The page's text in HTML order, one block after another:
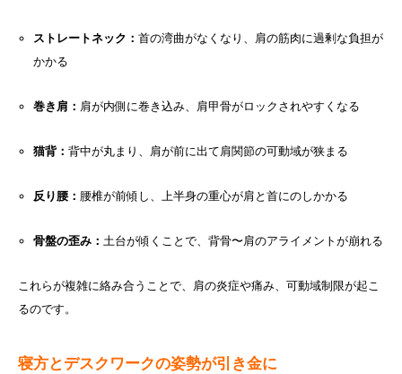
ストレートネック： 首の湾曲がなくなり、肩の筋肉に過剰な負担が
かかる
巻き肩： 肩が内側に巻き込み、肩甲骨がロックされやすくなる
猫背： 背中が丸まり、肩が前に出て肩関節の可動域が狭まる
反り腰： 腰椎が前傾し、上半身の重心が肩と首にのしかかる
骨盤の歪み： 土台が傾くことで、背骨〜肩のアライメントが崩れる
これらが複雑に絡み合うことで、肩の炎症や痛み、可動域制限が起こ
るのです。
寝方とデスクワークの姿勢が引き金に